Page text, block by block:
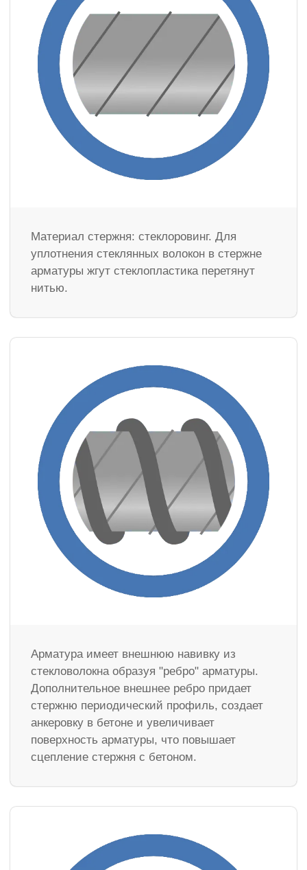
Материал стержня: стеклоровинг. Для
уплотнения стеклянных волокон в стержне
арматуры жгут стеклопластика перетянут
нитью.
Арматура имеет внешнюю навивку из
стекловолокна образуя "ребро" арматуры.
Дополнительное внешнее ребро придает
стержню периодический профиль, создает
анкеровку в бетоне и увеличивает
поверхность арматуры, что повышает
сцепление стержня с бетоном.